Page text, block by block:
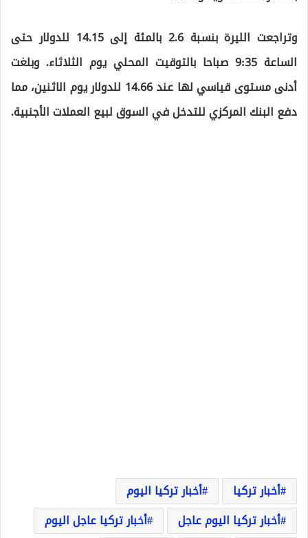
وتراجعت الليرة بنسبة 2.6 بالمئة إلى 14.15 للدولار حتى
الساعة 9:35 صباحا بالتوقيت المحلي يوم الثلاثاء. وبلغت
أدنى مستوى قياسي لها عند 14.66 للدولار يوم الاثنين، مما
دفع البنك المركزي للتدخل في السوق لبيع العملات الأجنبية.
أخبار تركيا
أخبار تركيا اليوم
أخبار تركيا اليوم عاجل
أخبار تركيا عاجل اليوم